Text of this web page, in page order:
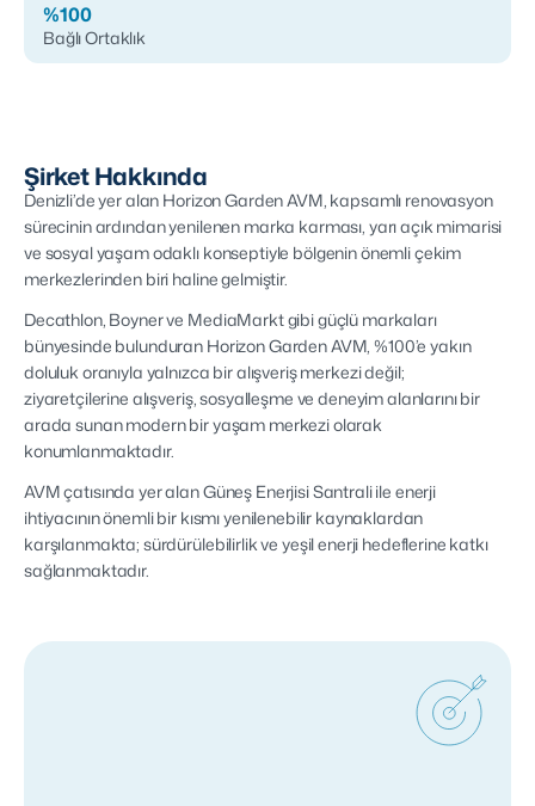
%100
Bağlı Ortaklık
Şirket Hakkında
Denizli’de yer alan Horizon Garden AVM, kapsamlı renovasyon
sürecinin ardından yenilenen marka karması, yarı açık mimarisi
ve sosyal yaşam odaklı konseptiyle bölgenin önemli çekim
merkezlerinden biri haline gelmiştir.
Decathlon, Boyner ve MediaMarkt gibi güçlü markaları
bünyesinde bulunduran Horizon Garden AVM, %100’e yakın
doluluk oranıyla yalnızca bir alışveriş merkezi değil;
ziyaretçilerine alışveriş, sosyalleşme ve deneyim alanlarını bir
arada sunan modern bir yaşam merkezi olarak
konumlanmaktadır.
AVM çatısında yer alan Güneş Enerjisi Santrali ile enerji
ihtiyacının önemli bir kısmı yenilenebilir kaynaklardan
karşılanmakta; sürdürülebilirlik ve yeşil enerji hedeflerine katkı
sağlanmaktadır.